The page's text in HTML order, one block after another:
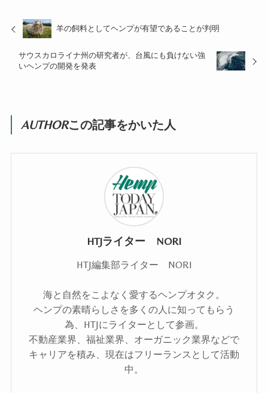
羊の飼料としてヘンプが有望であることが判明
サウスカロライナ州の研究者が、台風にも負けない強
いヘンプの開発を発表
AUTHORこの記事をかいた人
HTJライター NORI
HTJ編集部ライター NORI
海と自然をこよなく愛するヘンプオタク。
ヘンプの素晴らしさを多くの人に知ってもらう
為、HTJにライターとして参画。
不動産業界、福祉業界、オーガニック業界などで
キャリアを積み、現在はフリーランスとして活動
中。